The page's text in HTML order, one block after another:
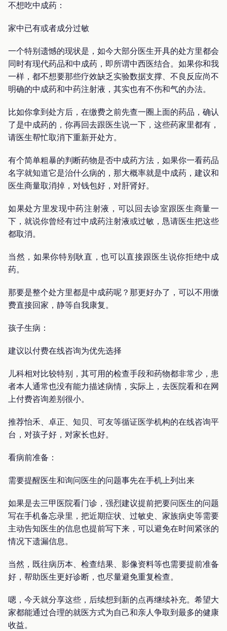
不想吃中成药：
家中已有或者成分过敏
一个特别遗憾的现状是，如今大部分医生开具的处方里都会
同时有现代药品和中成药，即所谓中西医结合。如果你和我
一样，都不想要那些疗效缺乏实验数据支撑、不良反应尚不
明确的中成药和中药注射液，其实也有不伤和气的办法。
比如你拿到处方后，在缴费之前先查一圈上面的药品，确认
了是中成药的，你再回去跟医生说一下，这些药家里都有，
请医生帮忙取消下重新开处方。
有个简单粗暴的判断药物是否中成药方法，如果你一看药品
名字就知道它是治什么病的，那大概率就是中成药，建议和
医生商量取消掉，对钱包好，对肝肾好。
如果处方里发现中药注射液，可以回去诊室跟医生商量一
下，就说你曾经有过中成药注射液或过敏，恳请医生把这些
都取消。
当然，如果你特别耿直，也可以直接跟医生说你拒绝中成
药。
那要是整个处方里都是中成药呢？那更好办了，可以不用缴
费直接回家，静等自我康复。
孩子生病：
建议以付费在线咨询为优先选择
儿科相对比较特别，其可用的检查手段和药物都非常少，患
者本人通常也没有能力描述病情，实际上，去医院看和在网
上付费咨询差别很小。
推荐怡禾、卓正、知贝、可友等循证医学机构的在线咨询平
台，对孩子好，对家长也好。
看病前准备：
需要提醒医生和询问医生的问题事先在手机上列出来
如果是去三甲医院看门诊，强烈建议提前把要问医生的问题
写在手机备忘录里，把近期症状、过敏史、家族病史等需要
主动告知医生的信息也提前写下来，可以避免在时间紧张的
情况下遗漏信息。
当然，既往病历本、检查结果、影像资料等也需要提前准备
好，帮助医生更好诊断，也尽量避免重复检查。
嗯，今天就分享这些，后续想到新的点再继续补充。希望大
家都能通过合理的就医方式为自己和亲人争取到最多的健康
收益。